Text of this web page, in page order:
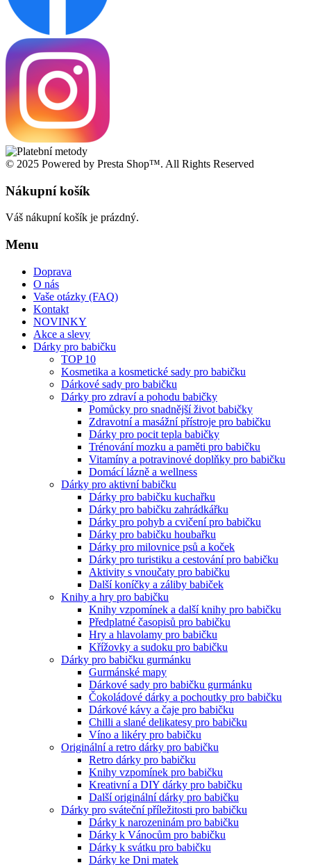
© 2025 Powered by Presta Shop™. All Rights Reserved
Nákupní košík
Váš nákupní košík je prázdný.
Menu
Doprava
O nás
Vaše otázky (FAQ)
Kontakt
NOVINKY
Akce a slevy
Dárky pro babičku
TOP 10
Kosmetika a kosmetické sady pro babičku
Dárkové sady pro babičku
Dárky pro zdraví a pohodu babičky
Pomůcky pro snadnější život babičky
Zdravotní a masážní přístroje pro babičku
Dárky pro pocit tepla babičky
Trénování mozku a paměti pro babičku
Vitamíny a potravinové doplňky pro babičku
Domácí lázně a wellness
Dárky pro aktivní babičku
Dárky pro babičku kuchařku
Dárky pro babičku zahrádkářku
Dárky pro pohyb a cvičení pro babičku
Dárky pro babičku houbařku
Dárky pro milovnice psů a koček
Dárky pro turistiku a cestování pro babičku
Aktivity s vnoučaty pro babičku
Další koníčky a záliby babiček
Knihy a hry pro babičku
Knihy vzpomínek a další knihy pro babičku
Předplatné časopisů pro babičku
Hry a hlavolamy pro babičku
Křížovky a sudoku pro babičku
Dárky pro babičku gurmánku
Gurmánské mapy
Dárkové sady pro babičku gurmánku
Čokoládové dárky a pochoutky pro babičku
Dárkové kávy a čaje pro babičku
Chilli a slané delikatesy pro babičku
Víno a likéry pro babičku
Originální a retro dárky pro babičku
Retro dárky pro babičku
Knihy vzpomínek pro babičku
Kreativní a DIY dárky pro babičku
Další originální dárky pro babičku
Dárky pro sváteční příležitosti pro babičku
Dárky k narozeninám pro babičku
Dárky k Vánocům pro babičku
Dárky k svátku pro babičku
Dárky ke Dni matek